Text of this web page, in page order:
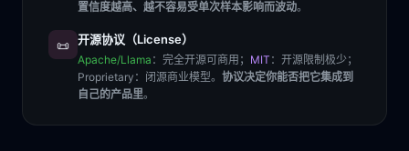
置信度越高、越不容易受单次样本影响而波动。
📜 开源协议（License）
Apache/Llama ：完全开源可商用； MIT ：开源限制极少；
Proprietary ：闭源商业模型。 协议决定你能否把它集成到
自己的产品里。